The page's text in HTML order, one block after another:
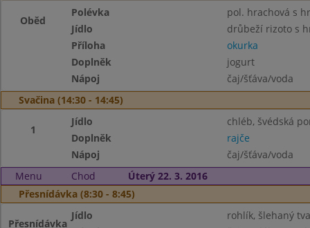
Oběd
Polévka
pol. hrachová s
Jídlo
drůbeží rizoto s
Příloha
okurka
Doplněk
jogurt
Nápoj
čaj/šťáva/voda
Svačina (14:30 - 14:45)
1
Jídlo
chléb, švédská
Doplněk
rajče
Nápoj
čaj/šťáva/voda
Menu
Chod
Úterý 22. 3. 2016
Přesnídávka (8:30 - 8:45)
Přesnídávka
Jídlo
rohlík, šlehaný